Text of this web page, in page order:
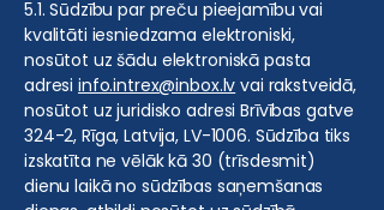
5.1. Sūdzību par preču pieejamību vai
kvalitāti iesniedzama elektroniski,
nosūtot uz šādu elektroniskā pasta
adresiinfo.intrex@inbox.lv vai rakstveidā,
nosūtot uz juridisko adresi Brīvības gatve
324-2, Rīga, Latvija, LV-1006. Sūdzība tiks
izskatīta ne vēlāk kā 30 (trīsdesmit)
dienu laikā no sūdzības saņemšanas